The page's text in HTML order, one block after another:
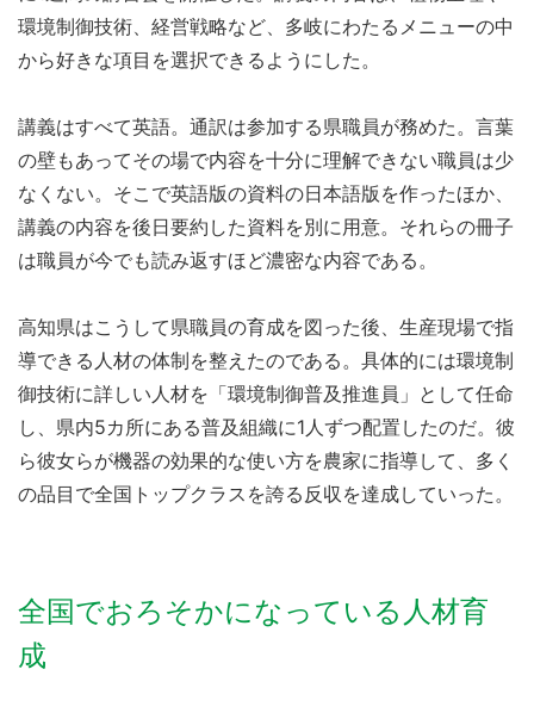
環境制御技術、経営戦略など、多岐にわたるメニューの中
から好きな項目を選択できるようにした。
講義はすべて英語。通訳は参加する県職員が務めた。言葉
の壁もあってその場で内容を十分に理解できない職員は少
なくない。そこで英語版の資料の日本語版を作ったほか、
講義の内容を後日要約した資料を別に用意。それらの冊子
は職員が今でも読み返すほど濃密な内容である。
高知県はこうして県職員の育成を図った後、生産現場で指
導できる人材の体制を整えたのである。具体的には環境制
御技術に詳しい人材を「環境制御普及推進員」として任命
し、県内5カ所にある普及組織に1人ずつ配置したのだ。彼
ら彼女らが機器の効果的な使い方を農家に指導して、多く
の品目で全国トップクラスを誇る反収を達成していった。
全国でおろそかになっている人材育
成